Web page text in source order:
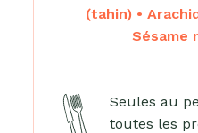
(tahin) •
Sésame
Seules au
toutes les